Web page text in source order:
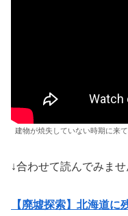
建物が焼失していない時期に来て
↓合わせて読んでみませ
【廃墟探索】北海道